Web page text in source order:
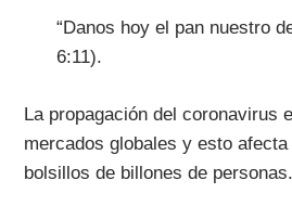
“Danos hoy el pan nuestro
6:11).
La propagación del coronavirus
mercados globales y esto
bolsillos de billones de personas.